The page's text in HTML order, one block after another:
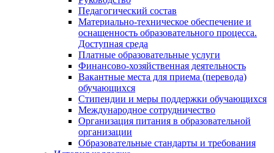
Педагогический состав
Материально-техническое обеспечение и
оснащенность образовательного процесса.
Доступная среда
Платные образовательные услуги
Финансово-хозяйственная деятельность
Вакантные места для приема (перевода)
обучающихся
Стипендии и меры поддержки обучающихся
Международное сотрудничество
Организация питания в образовательной
организации
Образовательные стандарты и требования